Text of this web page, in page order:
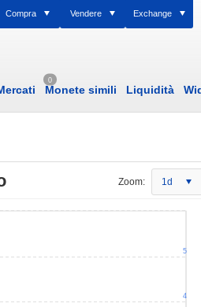
Compra Vendere Exchange
0
Monete simili Liquidità
Zoom: 1d
4
5